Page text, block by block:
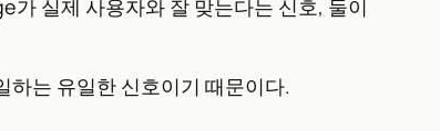
실제 사용자와 잘 맞는다는 신호, 둘이
하는 유일한 신호이기 때문이다.